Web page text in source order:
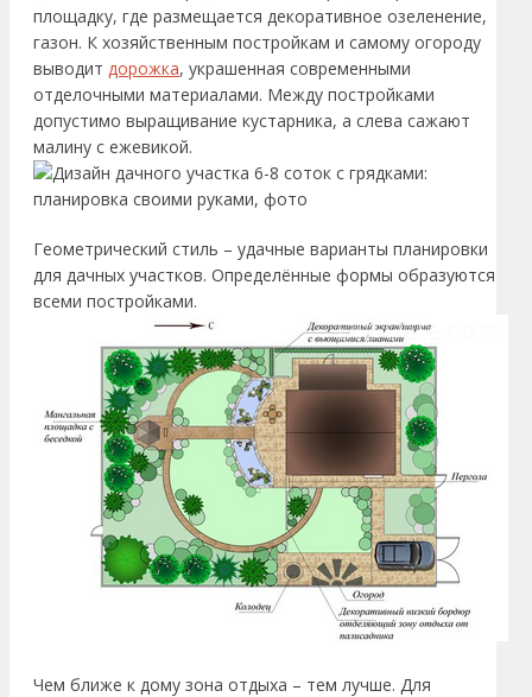
площадку, где размещается декоративное озеленение,
газон. К хозяйственным постройкам и самому огороду
выводит дорожка, украшенная современными
отделочными материалами. Между постройками
допустимо выращивание кустарника, а слева сажают
малину с ежевикой.
Геометрический стиль – удачные варианты планировки
для дачных участков. Определённые формы образуются
всеми постройками.
Чем ближе к дому зона отдыха – тем лучше. Для